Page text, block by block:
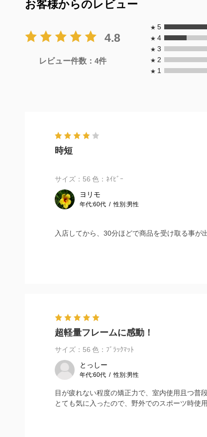
お客様からのレビュー
4.8
レビュー件数： 4件
★ 5
★ 4
★ 3
★ 2
★ 1
時短
サイズ：56 色：ﾈｲﾋﾞｰ
ヨリモ
年代:60代 性別:男性
入店してから、30分ほどで商品を受け取る事が
超軽量フレームに感動！
サイズ：56 色：ﾌﾞﾗｯｸﾏｯﾄ
とっしー
年代:60代 性別:男性
目が疲れない程度の矯正力で、室内使用且つ普
とても気に入ったので、野外でのスポーツ時使